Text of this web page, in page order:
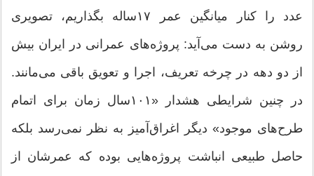
عدد را کنار میانگین عمر ۱۷ساله بگذاریم، تصویری
روشن به دست می‌آید: پروژه‌های عمرانی در ایران بیش
از دو دهه در چرخه تعریف، اجرا و تعویق باقی می‌مانند.
در چنین شرایطی هشدار «۱۰۱سال زمان برای اتمام
طرح‌های موجود» دیگر اغراق‌آمیز به نظر نمی‌رسد بلکه
حاصل طبیعی انباشت پروژه‌هایی بوده که عمرشان از